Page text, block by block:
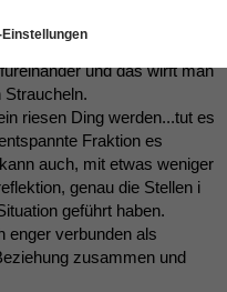
Beziehungsgut...ihre
und das wirft man
riesen Ding werden...tut es
Fraktion es
auch, mit etwas weniger
genau die Stellen i
geführt haben.
enger verbunden als
zusammen und